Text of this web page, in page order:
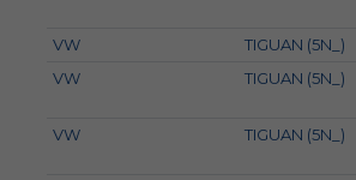
VW TIGUAN (5N_)
VW
TIGUAN (5N_)
VW TIGUAN (5N_)